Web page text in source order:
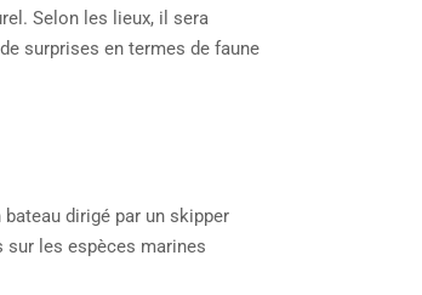
Selon les lieux, il sera
surprises en termes de faune
bateau dirigé par un skipper
les espèces marines